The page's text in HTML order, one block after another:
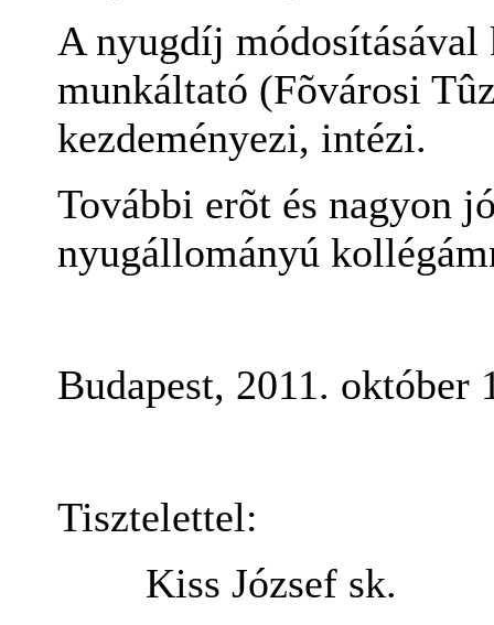
A nyugdíj módosításával
munkáltató (Fõvárosi
kezdeményezi, intézi.
További erõt és nagyon
nyugállományú
Budapest, 2011. október
Tisztelettel:
Kiss József sk.